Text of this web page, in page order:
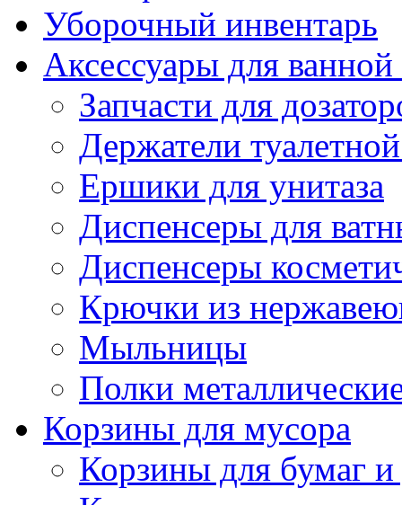
Уборочный инвентарь
Аксессуары для
Запчасти для
Держатели
Ершики для унитаза
Диспенсеры для
Диспенсеры
Крючки из
Мыльницы
Полки
Корзины для мусора
Корзины для бумаг